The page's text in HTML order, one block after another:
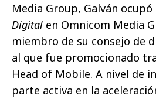
Media Group, Galván ocupó
Digital en Omnicom Media
miembro de su consejo de
al que fue promocionado
Head of Mobile. A nivel de
parte activa en la